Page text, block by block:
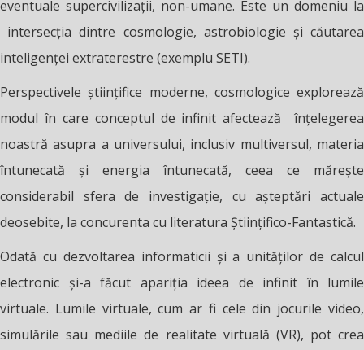
eventuale supercivilizații, non-umane. Este un domeniu la
intersecția dintre cosmologie, astrobiologie și căutarea
inteligenței extraterestre (exemplu SETI).
Perspectivele științifice moderne, cosmologice explorează
modul în care conceptul de infinit afectează înțelegerea
noastră asupra a universului, inclusiv multiversul, materia
întunecată și energia întunecată, ceea ce mărește
considerabil sfera de investigație, cu așteptări actuale
deosebite, la concurenta cu literatura Științifico-Fantastică.
Odată cu dezvoltarea informaticii și a unităților de calcul
electronic și-a făcut apariția ideea de infinit în lumile
virtuale. Lumile virtuale, cum ar fi cele din jocurile video,
simulările sau mediile de realitate virtuală (VR), pot crea